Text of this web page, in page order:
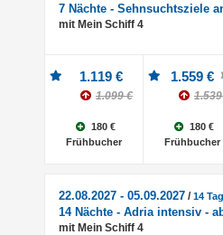
7 Nächte - Sehnsuchtsziele
mit Mein Schiff 4
1.119 €
1.099 €
180 €
Frühbucher
1.559 €
180 €
Frühbucher
22.08.2027 - 05.09.2027 /14
14 Nächte - Adria intensiv -
mit Mein Schiff 4